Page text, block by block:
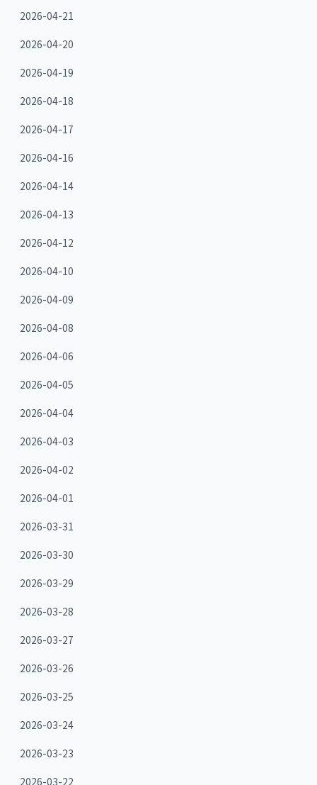
2026-04-21
2026-04-20
2026-04-19
2026-04-18
2026-04-17
2026-04-16
2026-04-14
2026-04-13
2026-04-12
2026-04-10
2026-04-09
2026-04-08
2026-04-06
2026-04-05
2026-04-04
2026-04-03
2026-04-02
2026-04-01
2026-03-31
2026-03-30
2026-03-29
2026-03-28
2026-03-27
2026-03-26
2026-03-25
2026-03-24
2026-03-23
2026-03-22